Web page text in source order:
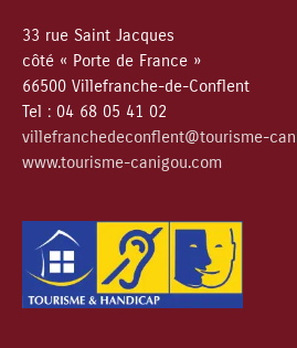
33 rue Saint Jacques
côté « Porte de France »
66500 Villefranche-de-Conflent
Tel : 04 68 05 41 02
villefranchedeconflent@tourisme-
www.tourisme-canigou.com